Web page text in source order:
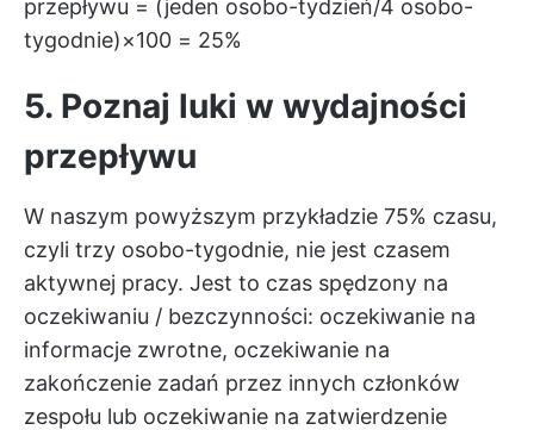
przepływu = (jeden osobo-tydzień/4 osobo-
tygodnie)×100 = 25%
5. Poznaj luki w wydajności
przepływu
W naszym powyższym przykładzie 75% czasu,
czyli trzy osobo-tygodnie, nie jest czasem
aktywnej pracy. Jest to czas spędzony na
oczekiwaniu / bezczynności: oczekiwanie na
informacje zwrotne, oczekiwanie na
zakończenie zadań przez innych członków
zespołu lub oczekiwanie na zatwierdzenie